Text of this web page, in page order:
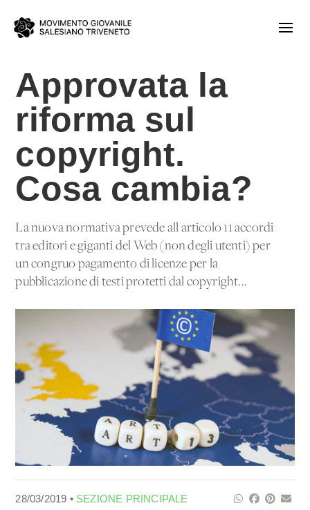
Approvata la
riforma sul
copyright.
Cosa cambia?
La nuova normativa prevede all'articolo 11 accordi
tra editori e giganti del Web (non degli utenti) per
un congruo pagamento di licenze per la
pubblicazione di testi protetti dal copyright...
28/03/2019 • SEZIONE PRINCIPALE